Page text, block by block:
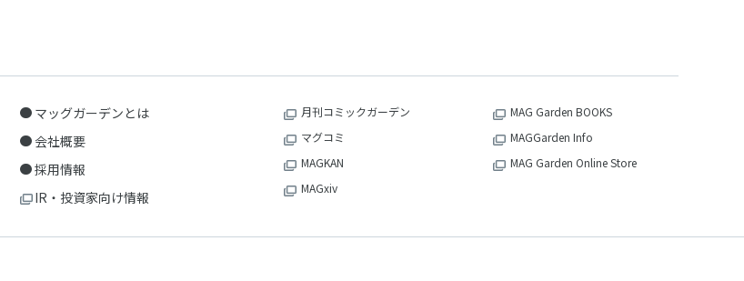
マッグガーデンとは
会社概要
採用情報
IR・投資家向け情報
月刊コミックガーデン
マグコミ
MAGKAN
MAGxiv
MAG Garden BOOKS
MAGGarden Info
MAG Garden Online Store